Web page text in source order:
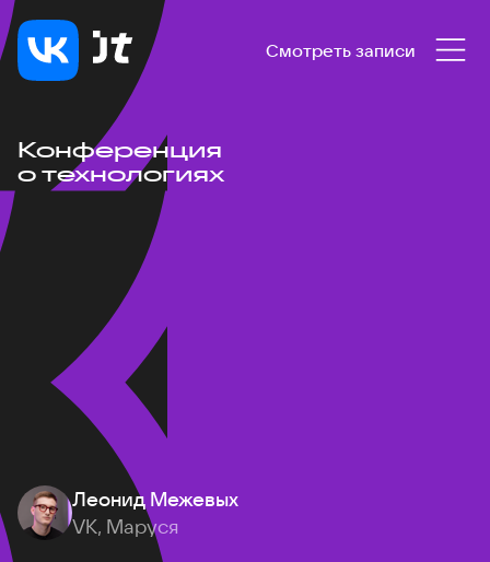
Смотреть записи
Конференция
о технологиях
Леонид Межевых
VK, Маруся